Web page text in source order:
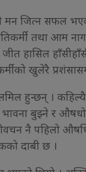
मन जित्न सफल
तथा आम
हासिल
खुलेरै
हुन्छन् । कहिल्यै
भावना बुझ्ने र
नै पहिलो
दाबी छ ।